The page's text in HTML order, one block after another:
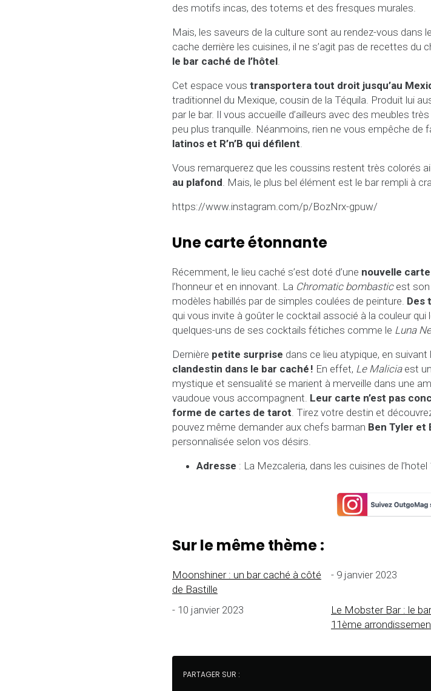
des motifs incas, des totems et des fresques murales.
Mais, les saveurs de la culture sont au rendez-vous dans
cache derrière les cuisines, il ne s’agit pas de recettes du
le bar caché de l’hôtel.
Cet espace vous transportera tout droit jusqu’au
traditionnel du Mexique, cousin de la Téquila. Produit lui
par le bar. Il vous accueille d’ailleurs avec des meubles
peu plus tranquille. Néanmoins, rien ne vous empêche de
latinos et R’n’B qui défilent.
Vous remarquerez que les coussins restent très colorés
au plafond. Mais, le plus bel élément est le bar rempli à
https://www.instagram.com/p/BozNrx-gpuw/
Une carte étonnante
Récemment, le lieu caché s’est doté d’une nouvelle
l’honneur et en innovant. La Chromatic bombastic est
modèles habillés par de simples coulées de peinture. Des
qui vous invite à goûter le cocktail associé à la couleur qui
quelques-uns de ses cocktails fétiches comme le Luna
Dernière petite surprise dans ce lieu atypique, en
clandestin dans le bar caché ! En effet, Le Maliciaest
mystique et sensualité se marient à merveille dans une
vaudoue vous accompagnent. Leur carte n’est pas
forme de cartes de tarot. Tirez votre destin et
pouvez même demander aux chefs barman Ben Tyler et
personnalisée selon vos désirs.
Adresse : La Mezcaleria, dans les cuisines de
Sur le même thème :
Moonshiner : un bar caché à côté
de Bastille
- 9 janvier 2023
- 10 janvier 2023
Le Mobster Bar : le
11ème
PARTAGER SUR :